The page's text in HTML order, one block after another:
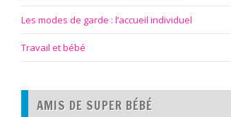
Les modes de garde : l’accueil individuel
Travail et bébé
AMIS DE SUPER BÉBÉ